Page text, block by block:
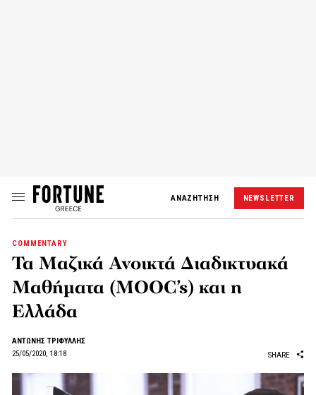
ΑΝΑΖΗΤΗΣΗ NEWSLETTER
COMMENTARY
Τα Μαζικά Ανοικτά Διαδικτυακά
Μαθήματα (MOOC’s) και η
Ελλάδα
ΑΝΤΩΝΗΣ ΤΡΙΦΥΛΛΗΣ
25/05/2020, 18:18
SHARE